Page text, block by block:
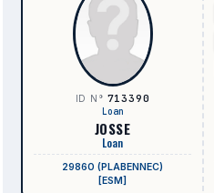
ID N° 713390
Loan
JOSSE
Loan
29860 (PLABENNEC)
[ESM]